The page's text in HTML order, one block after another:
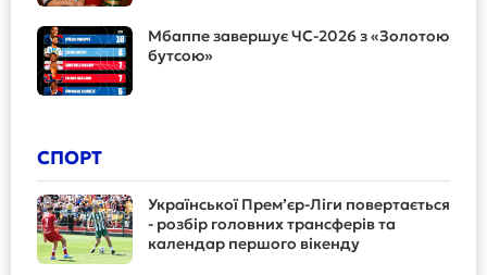
Мбаппе завершує ЧС-2026 з «Золотою
бутсою»
СПОРТ
Української Прем’єр-Ліги повертається
- розбір головних трансферів та
календар першого вікенду